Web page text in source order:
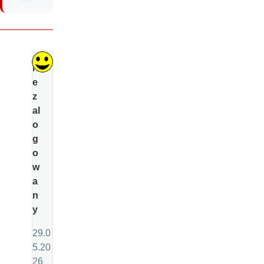
Ni
e
z
al
o
g
o
w
a
n
y
29.0
5.20
26